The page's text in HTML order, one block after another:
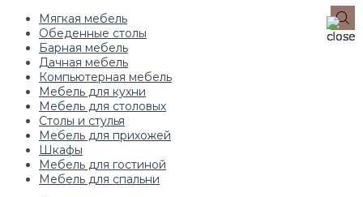
Мягкая мебель
Обеденные столы
Барная мебель
Дачная мебель
Компьютерная мебель
Мебель для кухни
Мебель для столовых
Столы и стулья
Мебель для прихожей
Шкафы
Мебель для гостиной
Мебель для спальни